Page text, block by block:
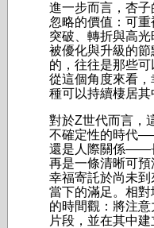
進一步而言，杏
忽略的價值：可
突破、轉折與高
被優化與升級的
的，往往是那些可
從這個角度來看
種可以持續棲居其
對於Z世代而言，
不確定性的時代
還是人際關係——
再是一條清晰可
幸福寄託於尚未
當下的滿足。相
的時間觀：將注
片段，並在其中建